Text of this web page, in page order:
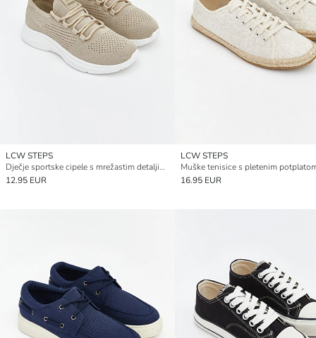
LCW STEPS
Dječje sportske cipele s mrežastim detaljima
12.95 EUR
LCW STEPS
Muške tenisice s pletenim
16.95 EUR